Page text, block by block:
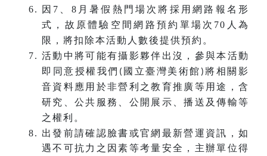
因7、8月暑假熱門場次將採用網路報名形
式，故原體驗空間網路預約單場次70人為
限，將扣除本活動人數後提供預約。
活動中將可能有攝影夥伴出沒，參與本活動
即同意授權我們 ( 國立臺灣美術館 ) 將相關影
音資料應用於非營利之教育推廣等用途，含
研究、公共服務、公開展示、播送及傳輸等
之權利。
出發前請確認臉書或官網最新營運資訊，如
遇不可抗力之因素等考量安全，主辦單位得